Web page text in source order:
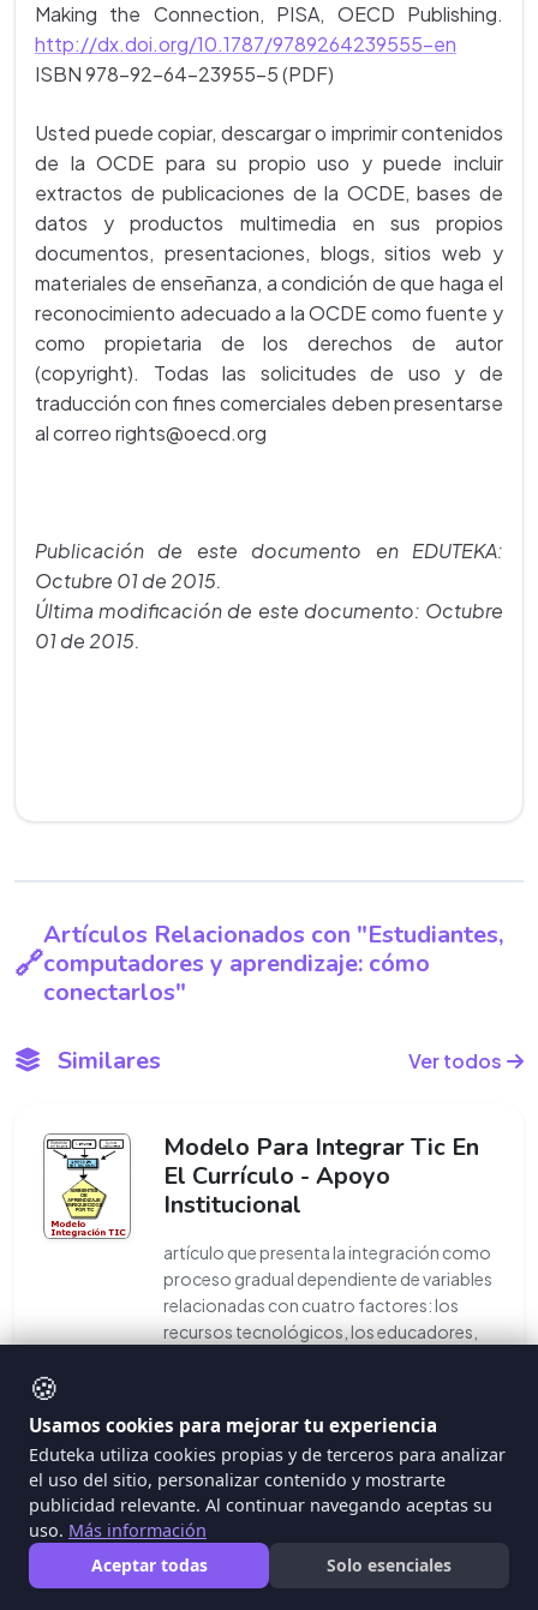
Making the Connection, PISA, OECD Publishing.
http://dx.doi.org/10.1787/9789264239555-en
ISBN 978-92-64-23955-5 (PDF)
Usted puede copiar, descargar o imprimir contenidos
de la OCDE para su propio uso y puede incluir
extractos de publicaciones de la OCDE, bases de
datos y productos multimedia en sus propios
documentos, presentaciones, blogs, sitios web y
materiales de enseñanza, a condición de que haga el
reconocimiento adecuado a la OCDE como fuente y
como propietaria de los derechos de autor
(copyright). Todas las solicitudes de uso y de
traducción con fines comerciales deben presentarse
al correo rights@oecd.org
Publicación de este documento en EDUTEKA:
Octubre 01 de 2015.
Última modificación de este documento: Octubre
01 de 2015.
Artículos Relacionados con "Estudiantes,
computadores y aprendizaje: cómo
conectarlos"
Similares Ver todos
Modelo Para Integrar Tic En
El Currículo - Apoyo
Institucional
artículo que presenta la integración como
proceso gradual dependiente de variables
relacionadas con cuatro factores: los
recursos tecnológicos, los educadores,
#mitica #curriculo
Ruta Tic: Cómo Integrar En El
🍪
Usamos cookies para mejorar tu experiencia
Eduteka utiliza cookies propias y de terceros para analizar
el uso del sitio, personalizar contenido y mostrarte
publicidad relevante. Al continuar navegando aceptas su
uso. Más información
Aceptar todas
Solo esenciales